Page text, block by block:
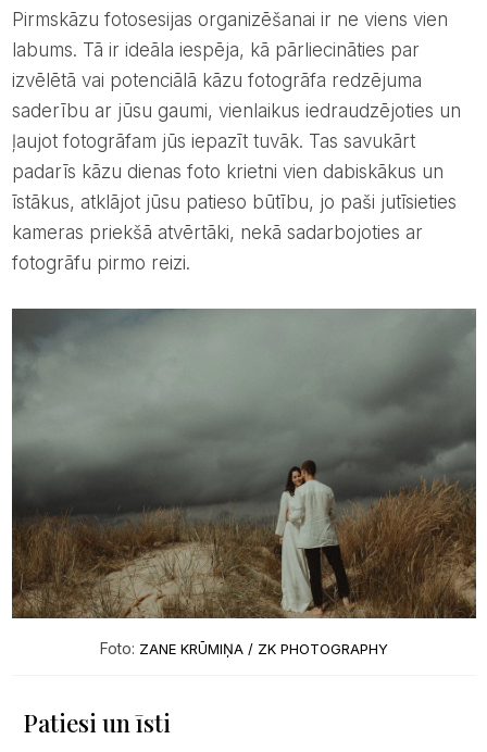
Pirmskāzu fotosesijas organizēšanai ir ne viens vien
labums. Tā ir ideāla iespēja, kā pārliecināties par
izvēlētā vai potenciālā kāzu fotogrāfa redzējuma
saderību ar jūsu gaumi, vienlaikus iedraudzējoties un
ļaujot fotogrāfam jūs iepazīt tuvāk. Tas savukārt
padarīs kāzu dienas foto krietni vien dabiskākus un
īstākus, atklājot jūsu patieso būtību, jo paši jutīsieties
kameras priekšā atvērtāki, nekā sadarbojoties ar
fotogrāfu pirmo reizi.
Foto: ZANE KRŪMIŅA / ZK PHOTOGRAPHY
Patiesi un īsti